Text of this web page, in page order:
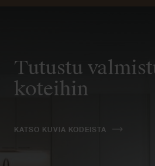
Tutustu
koteihin
KATSO KUVIA KODEISTA